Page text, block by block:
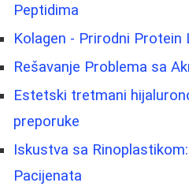
Peptidima
Kolagen - Prirodni Protein
Rešavanje Problema sa
Estetski tretmani
preporuke
Iskustva sa
Pacijenata